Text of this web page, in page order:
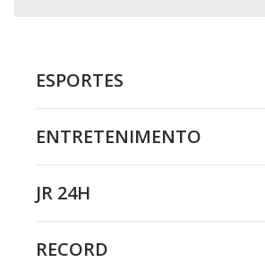
ESPORTES
ENTRETENIMENTO
JR 24H
RECORD